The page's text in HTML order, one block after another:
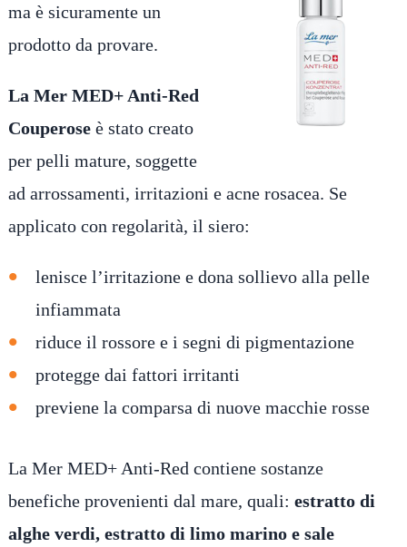
ma è sicuramente un
prodotto da provare.
La Mer MED+ Anti-Red
Couperoseè stato creato
per pelli mature, soggette
ad arrossamenti, irritazioni e acne rosacea. Se
applicato con regolarità, il siero:
lenisce l’irritazione e dona sollievo alla pelle
infiammata
riduce il rossore e i segni di pigmentazione
protegge dai fattori irritanti
previene la comparsa di nuove macchie rosse
La Mer MED+ Anti-Red contiene sostanze
benefiche provenienti dal mare, quali: estratto di
alghe verdi, estratto di limo marino e sale